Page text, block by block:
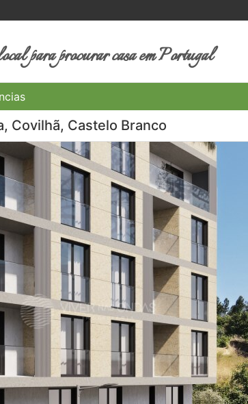
para procurar casa em Portugal
Covilhã, Castelo Branco